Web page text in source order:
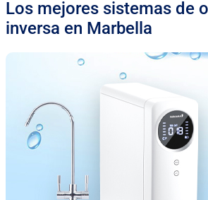
Los mejores sistemas de
inversa en Marbella